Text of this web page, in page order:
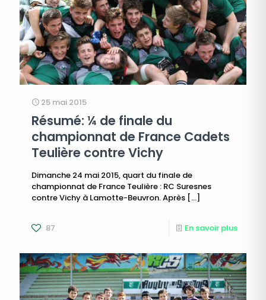
25 mai 2015
Résumé: ¼ de finale du
championnat de France Cadets
Teulière contre Vichy
Dimanche 24 mai 2015, quart du finale de
championnat de France Teulière : RC Suresnes
contre Vichy à Lamotte-Beuvron. Après […]
87 En savoir plus